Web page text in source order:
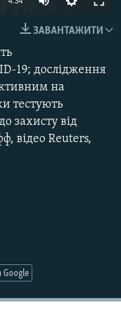
480p
1080p
ЗАВАНТАЖИТИ
19; дослідження
на
тестують
захисту від
відео Reuters,
Google